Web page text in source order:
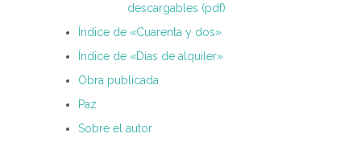
descargables (pdf)
Índice de «Cuarenta y dos»
Índice de «Días de alquiler»
Obra publicada
Paz
Sobre el autor